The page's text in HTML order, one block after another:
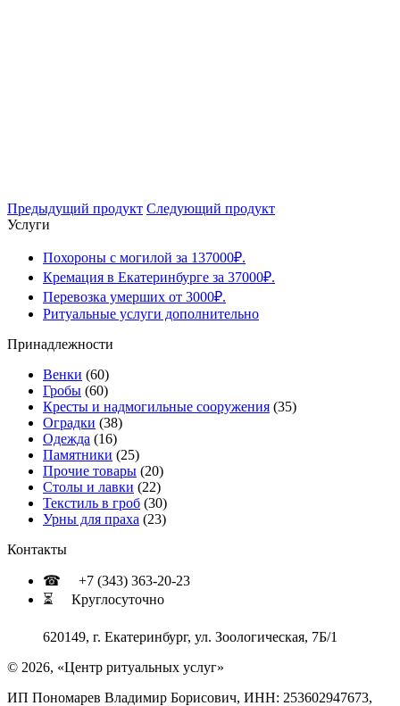
Предыдущий продукт Следующий продукт
Услуги
Похороны с могилой за 137000₽.
Кремация в Екатеринбурге за 37000₽.
Перевозка умерших от 3000₽.
Ритуальные услуги дополнительно
Принадлежности
Венки (60)
Гробы (60)
Кресты и надмогильные сооружения (35)
Оградки (38)
Одежда (16)
Памятники (25)
Прочие товары (20)
Столы и лавки (22)
Текстиль в гроб (30)
Урны для праха (23)
Контакты
☎ +7 (343) 363-20-23
⏳ Круглосуточно
620149, г. Екатеринбург, ул. Зоологическая, 7Б/1
© 2026, «Центр ритуальных услуг»
ИП Пономарев Владимир Борисович, ИНН: 253602947673,